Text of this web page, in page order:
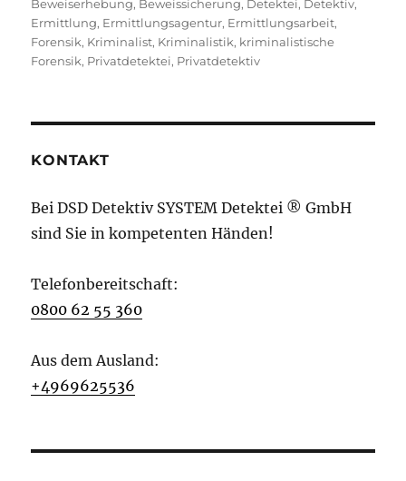
Beweiserhebung, Beweissicherung, Detektei, Detektiv,
Ermittlung, Ermittlungsagentur, Ermittlungsarbeit,
Forensik, Kriminalist, Kriminalistik, kriminalistische
Forensik, Privatdetektei, Privatdetektiv
KONTAKT
Bei DSD Detektiv SYSTEM Detektei ® GmbH
sind Sie in kompetenten Händen!
Telefonbereitschaft:
0800 62 55 360
Aus dem Ausland:
+4969625536